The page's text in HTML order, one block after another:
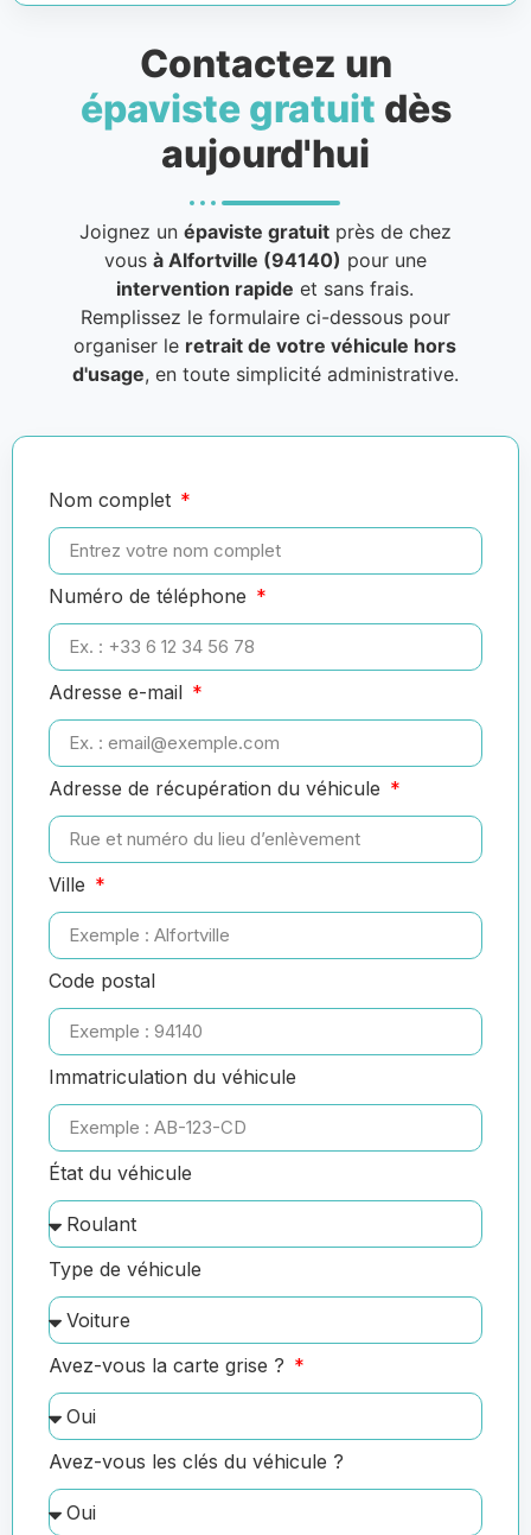
Contactez un
épaviste gratuit dès
aujourd'hui
Joignez un épaviste gratuitprès de chez
vous à Alfortville (94140) pour une
intervention rapide et sans frais.
Remplissez le formulaire ci-dessous pour
organiser le retrait de votre véhicule hors
d'usage, en toute simplicité administrative.
Nom complet
Numéro de téléphone
Adresse e-mail
Adresse de récupération du véhicule
Ville
Code postal
Immatriculation du véhicule
État du véhicule
Type de véhicule
Avez-vous la carte grise ?
Avez-vous les clés du véhicule ?